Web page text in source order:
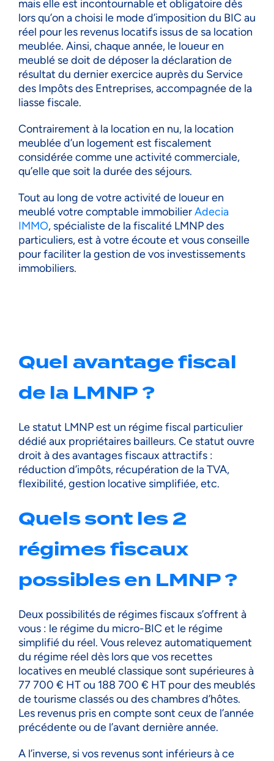
mais elle est incontournable et obligatoire dès
lors qu’on a choisi le mode d’imposition du BIC au
réel pour les revenus locatifs issus de sa location
meublée. Ainsi, chaque année, le loueur en
meublé se doit de déposer la déclaration de
résultat du dernier exercice auprès du Service
des Impôts des Entreprises, accompagnée de la
liasse fiscale.
Contrairement à la location en nu, la location
meublée d’un logement est fiscalement
considérée comme une activité commerciale,
qu’elle que soit la durée des séjours.
Tout au long de votre activité de loueur en
meublé votre comptable immobilierAdecia
IMMO, spécialiste de la fiscalité LMNP des
particuliers, est à votre écoute et vous conseille
pour faciliter la gestion de vos investissements
immobiliers.
Quel avantage fiscal
de la LMNP ?
Le statut LMNP est un régime fiscal particulier
dédié aux propriétaires bailleurs. Ce statut ouvre
droit à des avantages fiscaux attractifs :
réduction d’impôts, récupération de la TVA,
flexibilité, gestion locative simplifiée, etc.
Quels sont les 2
régimes fiscaux
possibles en LMNP ?
Deux possibilités de régimes fiscaux s’offrent à
vous : le régime du micro-BIC et le régime
simplifié du réel. Vous relevez automatiquement
du régime réel dès lors que vos recettes
locatives en meublé classique sont supérieures à
77 700 € HT ou 188 700 € HT pour des meublés
de tourisme classés ou des chambres d’hôtes.
Les revenus pris en compte sont ceux de l’année
précédente ou de l’avant dernière année.
A l’inverse, si vos revenus sont inférieurs à ce